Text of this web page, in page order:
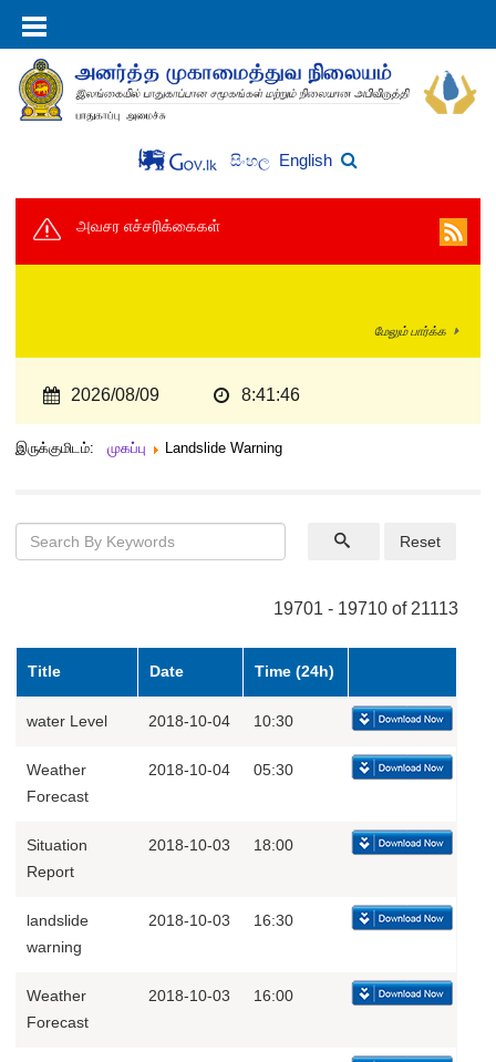
සිංහල English
அவசர எச்சரிக்கைகள்
மேலும் பார்க்க
2026/08/09 8:41:46
இருக்குமிடம்: முகப்பு Landslide Warning
Reset
19701 - 19710 of 21113
Title Date Time (24h)
water Level 2018-10-04 10:30
Weather
Forecast
2018-10-04 05:30
Situation
Report
2018-10-03 18:00
landslide
warning
2018-10-03 16:30
Weather
Forecast
2018-10-03 16:00